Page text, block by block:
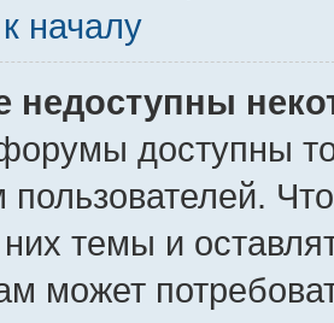
началу
недоступны
доступны
пользователей.
них темы и
может